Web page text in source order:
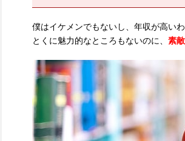
僕はイケメンでもないし、年収が高いわ
とくに魅力的なところもないのに、 素